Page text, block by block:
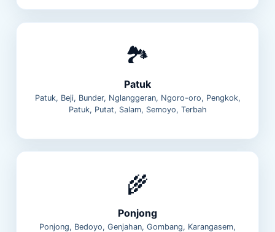
🏞️
Patuk
Patuk, Beji, Bunder, Nglanggeran, Ngoro-oro, Pengkok,
Patuk, Putat, Salam, Semoyo, Terbah
🌾
Ponjong
Ponjong, Bedoyo, Genjahan, Gombang, Karangasem,